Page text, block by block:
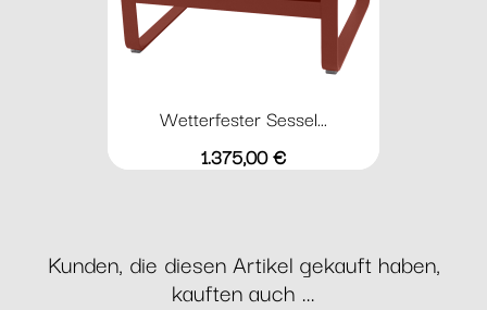
Wetterfester Sessel...
Preis
1.375,00 €
Kunden, die diesen Artikel gekauft haben,
kauften auch ...